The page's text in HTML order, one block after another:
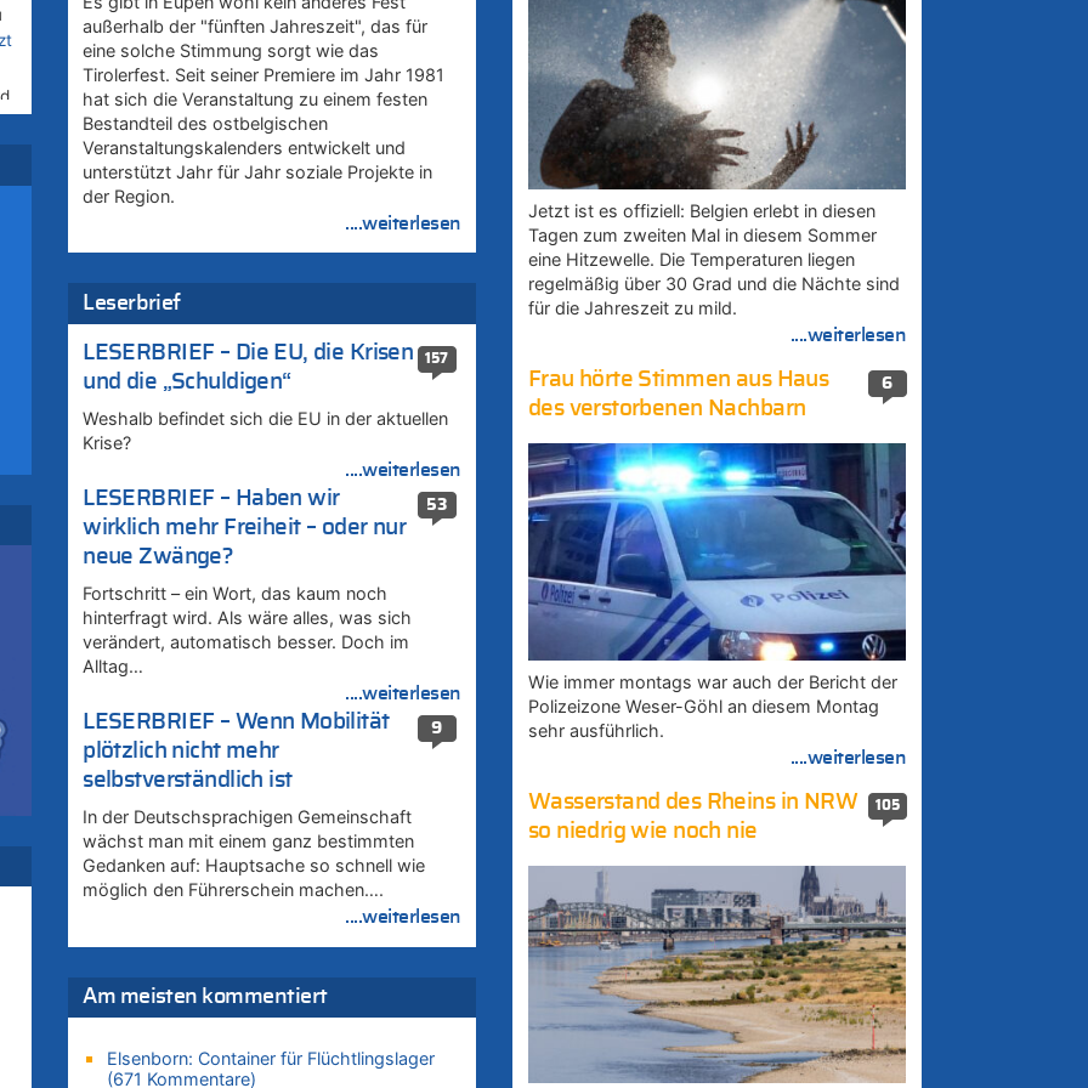
außerhalb der "fünften Jahreszeit", das für
eine solche Stimmung sorgt wie das
Tirolerfest. Seit seiner Premiere im Jahr 1981
hat sich die Veranstaltung zu einem festen
Bestandteil des ostbelgischen
Veranstaltungskalenders entwickelt und
unterstützt Jahr für Jahr soziale Projekte in
der Region.
....weiterlesen
Leserbrief
157
LESERBRIEF – Die EU, die Krisen
und die „Schuldigen“
Weshalb befindet sich die EU in der aktuellen
Krise?
....weiterlesen
53
LESERBRIEF – Haben wir
wirklich mehr Freiheit – oder nur
neue Zwänge?
Fortschritt – ein Wort, das kaum noch
hinterfragt wird. Als wäre alles, was sich
verändert, automatisch besser. Doch im
Alltag…
....weiterlesen
9
LESERBRIEF – Wenn Mobilität
plötzlich nicht mehr
selbstverständlich ist
In der Deutschsprachigen Gemeinschaft
wächst man mit einem ganz bestimmten
Gedanken auf: Hauptsache so schnell wie
möglich den Führerschein machen….
....weiterlesen
Am meisten kommentiert
Elsenborn: Container für Flüchtlingslager
(671 Kommentare)
Jetzt ist es offiziell: Belgien erlebt in diesen
Tagen zum zweiten Mal in diesem Sommer
eine Hitzewelle. Die Temperaturen liegen
regelmäßig über 30 Grad und die Nächte sind
für die Jahreszeit zu mild.
....weiterlesen
6
Frau hörte Stimmen aus Haus
des verstorbenen Nachbarn
Wie immer montags war auch der Bericht der
Polizeizone Weser-Göhl an diesem Montag
sehr ausführlich.
....weiterlesen
105
Wasserstand des Rheins in NRW
so niedrig wie noch nie